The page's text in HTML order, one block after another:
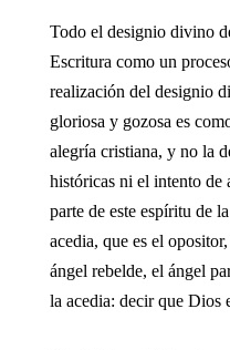
Todo el designio divino
Escritura como un
realización del designio
gloriosa y gozosa es
alegría cristiana, y no la
históricas ni el intento
parte de este espíritu de
acedia, que es el
ángel rebelde, el ángel
la acedia: decir que Dios